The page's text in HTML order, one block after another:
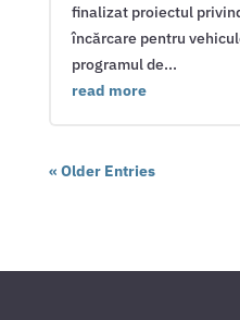
finalizat proiectul
încărcare pentru
programul de...
read more
« Older Entries